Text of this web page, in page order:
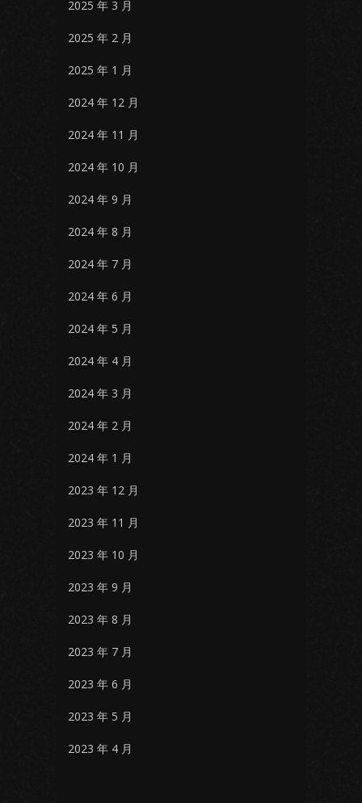
2025 年 3 月
2025 年 2 月
2025 年 1 月
2024 年 12 月
2024 年 11 月
2024 年 10 月
2024 年 9 月
2024 年 8 月
2024 年 7 月
2024 年 6 月
2024 年 5 月
2024 年 4 月
2024 年 3 月
2024 年 2 月
2024 年 1 月
2023 年 12 月
2023 年 11 月
2023 年 10 月
2023 年 9 月
2023 年 8 月
2023 年 7 月
2023 年 6 月
2023 年 5 月
2023 年 4 月